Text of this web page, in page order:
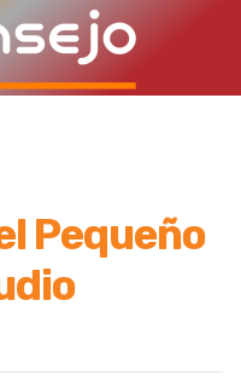
Pequeño